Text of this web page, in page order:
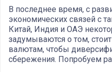
В последнее время, с
экономических связей с
Китай, Индия и ОАЭ
задумываются о том,
валютам, чтобы
сбережения. Попробуем